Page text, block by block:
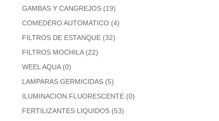
GAMBAS Y CANGREJOS (19)
COMEDERO AUTOMATICO (4)
FILTROS DE ESTANQUE (32)
FILTROS MOCHILA (22)
WEEL AQUA (0)
LAMPARAS GERMICIDAS (5)
ILUMINACION FLUORESCENTE (0)
FERTILIZANTES LIQUIDOS (53)